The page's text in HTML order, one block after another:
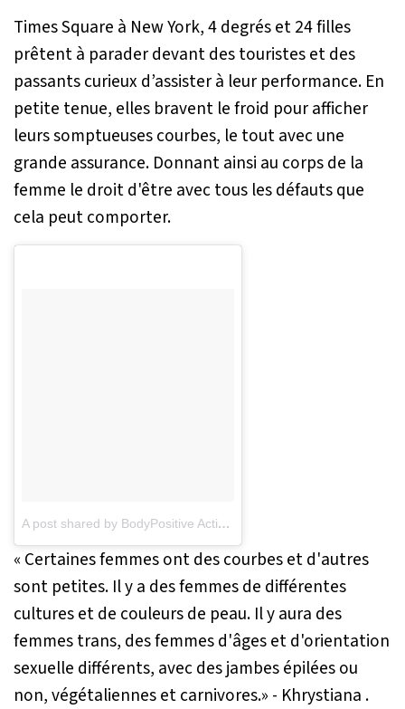
Times Square à New York, 4 degrés et 24 filles
prêtent à parader devant des touristes et des
passants curieux d’assister à leur performance. En
petite tenue, elles bravent le froid pour afficher
leurs somptueuses courbes, le tout avec une
grande assurance. Donnant ainsi au corps de la
femme le droit d'être avec tous les défauts que
cela peut comporter.
A post shared by BodyPositive Activist Model (@khrystyana)
« Certaines femmes ont des courbes et d'autres
sont petites. Il y a des femmes de différentes
cultures et de couleurs de peau. Il y aura des
femmes trans, des femmes d'âges et d'orientation
sexuelle différents, avec des jambes épilées ou
non, végétaliennes et carnivores.» - Khrystiana .